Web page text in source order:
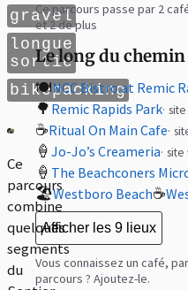
gravel
longue
sortie
bikepacking
Ce
parcours
combine
quelques
segments
du
Ce parcours passe par 2
et 2 de plus
Le long du chemin
🍽️NCC Bistro at Remic
🌳 Remic Rapids Park
☕Ritual On Main Cafe
🍦 Jo-Jo’s Creameria site
🍦 The Beachconers
🏖️Westboro Beach☕
Afficher les 9 lieux
Vous connaissez un café,
parcours ? Ajoutez-le.